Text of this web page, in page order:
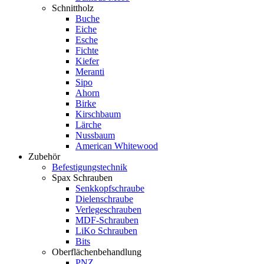
Schnittholz
Buche
Eiche
Esche
Fichte
Kiefer
Meranti
Sipo
Ahorn
Birke
Kirschbaum
Lärche
Nussbaum
American Whitewood
Zubehör
Befestigungstechnik
Spax Schrauben
Senkkopfschraube
Dielenschraube
Verlegeschrauben
MDF-Schrauben
LiKo Schrauben
Bits
Oberflächenbehandlung